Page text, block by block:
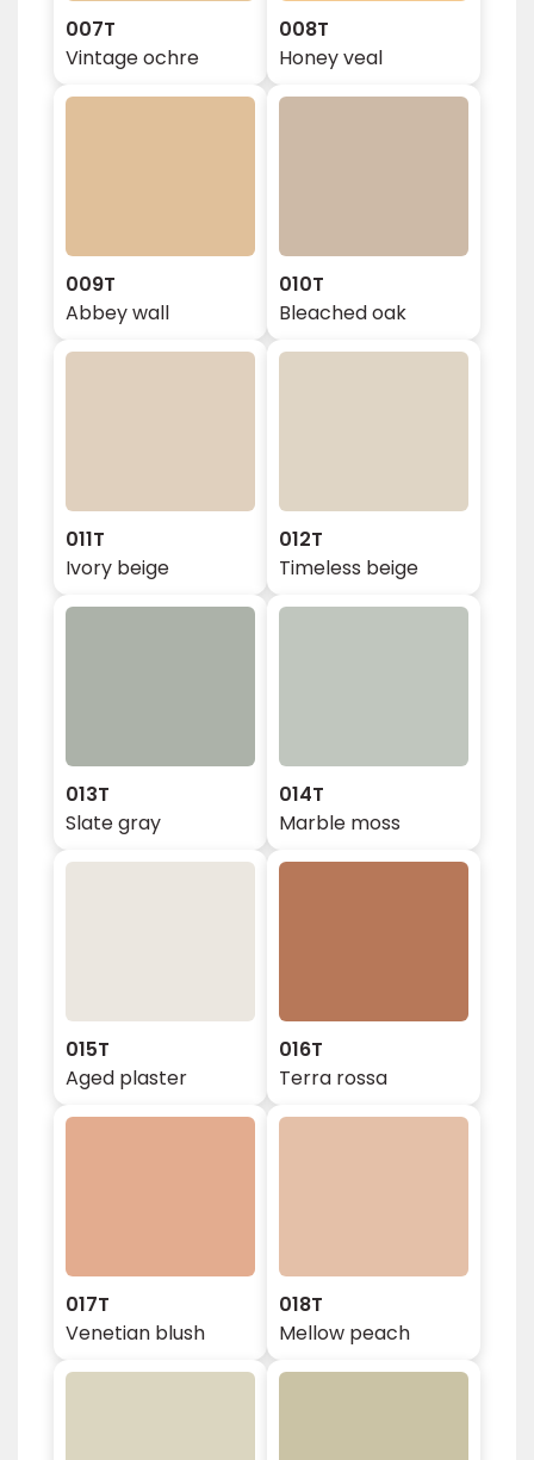
007T
Vintage ochre
008T
Honey veal
009T
Abbey wall
010T
Bleached oak
011T
Ivory beige
012T
Timeless beige
013T
Slate gray
014T
Marble moss
015T
Aged plaster
016T
Terra rossa
017T
Venetian blush
018T
Mellow peach